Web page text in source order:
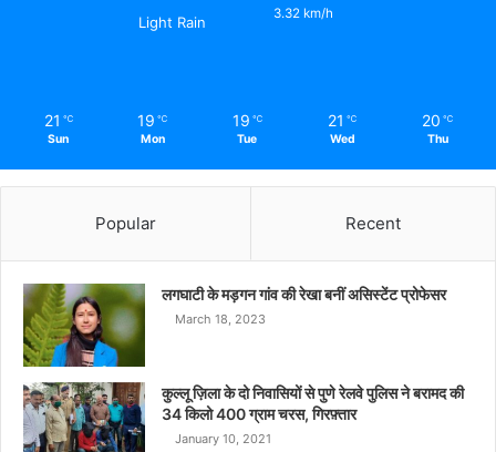
Light Rain
3.32 km/h
21 ℃
Sun
19 ℃
Mon
19 ℃
Tue
21 ℃
Wed
20 ℃
Thu
Popular Recent
लगघाटी के मड़गन गांव की रेखा बनीं असिस्टेंट प्रोफेसर
March 18, 2023
कुल्लू ज़िला के दो निवासियों से पुणे रेलवे पुलिस ने बरामद की
34 किलो 400 ग्राम चरस, गिरफ़्तार
January 10, 2021